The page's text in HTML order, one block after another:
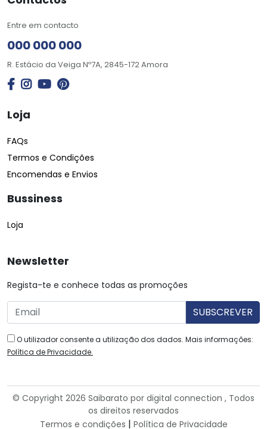
Entre em contacto
000 000 000
R. Estácio da Veiga Nº7A, 2845-172 Amora
Loja
FAQs
Termos e Condições
Encomendas e Envios
Bussiness
Loja
Newsletter
Regista-te e conhece todas as promoções
O utilizador consente a utilização dos dados. Mais informações:
Política de Privacidade.
© Copyright 2026 Saibarato por digital connection , Todos
os direitos reservados
Termos e condições | Política de Privacidade